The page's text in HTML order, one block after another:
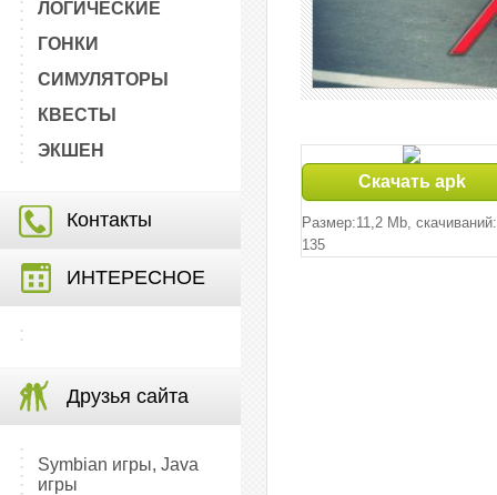
ЛОГИЧЕСКИЕ
ГОНКИ
СИМУЛЯТОРЫ
КВЕСТЫ
ЭКШЕН
Контакты
ИНТЕРЕСНОЕ
Друзья сайта
Symbian игры, Java
игры
Скачать apk
Размер:11,2 Mb, cкачиваний:
135